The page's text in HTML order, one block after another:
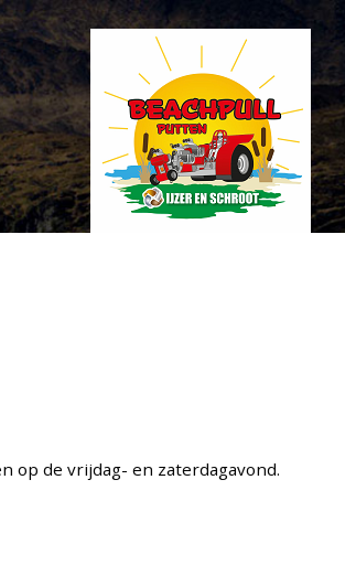
SEARCHOUR SITE
op de vrijdag- en zaterdagavond.